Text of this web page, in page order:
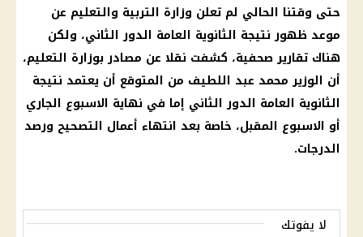
حتى وقتنا الحالي لم تعلن وزارة التربية والتعليم عن
موعد ظهور نتيجة الثانوية العامة الدور الثاني، ولكن
هناك تقارير صحفية، كشفت نقلا عن مصادر بوزارة التعليم،
أن الوزير محمد عبد اللطيف من المتوقع أن يعتمد نتيجة
الثانوية العامة الدور الثاني إما في نهاية الاسبوع الجاري
أو الاسبوع المقبل، خاصة بعد انتهاء أعمال التصحيح ورصد
الدرجات.
لا يفوتك